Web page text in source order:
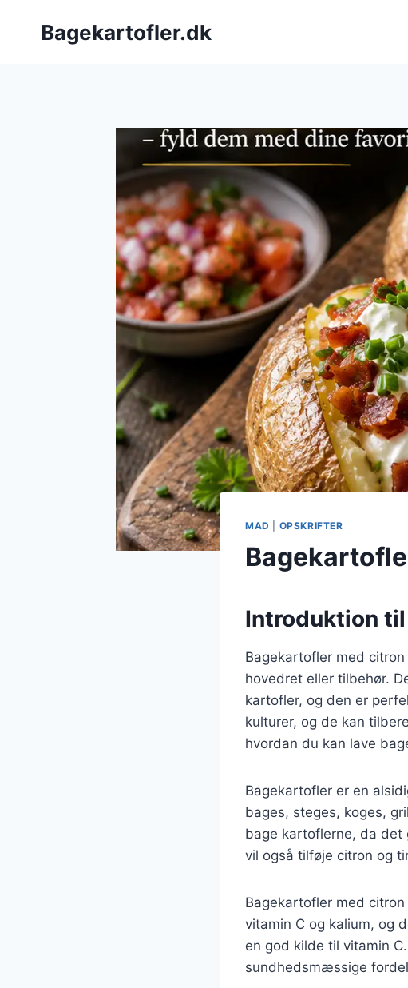
Bagekartofler.dk
MAD OPSKRIFTER
Introduktion
Bagekartofler med
hovedret eller tilbehør.
kartofler, og den er
kulturer, og de kan
hvordan du kan lave
Bagekartofler er en
bages, steges, koges,
bage kartoflerne, da det
vil også tilføje citron og
Bagekartofler med
vitamin C og kalium, og
en god kilde til vitamin
sundhedsmæssige